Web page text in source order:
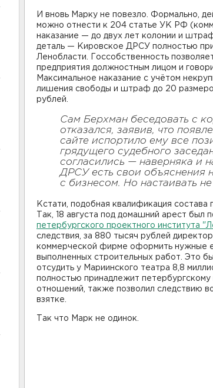
И вновь Марку не повезло. Формально,
можно отнести к 204 статье УК РФ
наказание — до двух лет колонии и
деталь — Кировское ДРСУ полностью
Ленобласти. Госсобственность
предприятия должностным лицом и
Максимальное наказание с учётом
лишения свободы и штраф до 20
рублей.
Сам Берхман беседовать с
отказался, заявив, что
сайте испортило ему все
грядущего судебного
согласились — наверняка и
ДРСУ есть свои объяснения
с бизнесом. Но настаивать не
Кстати, подобная квалификация состава
Так, 18 августа под домашний арест был
петербургского проектного института
следствия, за 880 тысяч рублей
коммерческой фирме оформить нужные
выполненных строительных работ. Это
отсудить у Мариинского театра 8,8
полностью принадлежит
отношений, также позволил следствию
взятке.
Так что Марк не одинок.